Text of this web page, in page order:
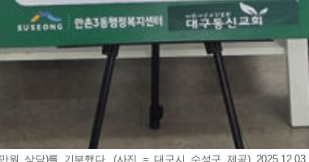
원 상당)를 기부했다. (사진 = 대구시 수성구 제공) 2025.12.03.